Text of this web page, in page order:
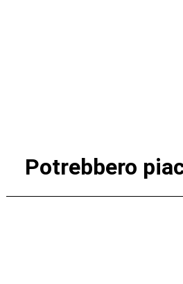
Potrebbero